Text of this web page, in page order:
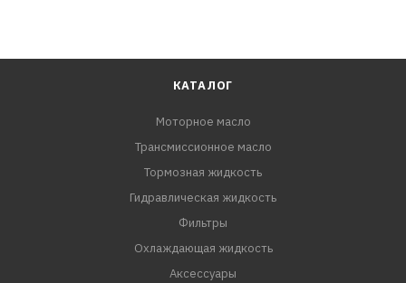
КАТАЛОГ
Моторное масло
Трансмиссионное масло
Тормозная жидкость
Гидравлическая жидкость
Фильтры
Охлаждающая жидкость
Аксессуары